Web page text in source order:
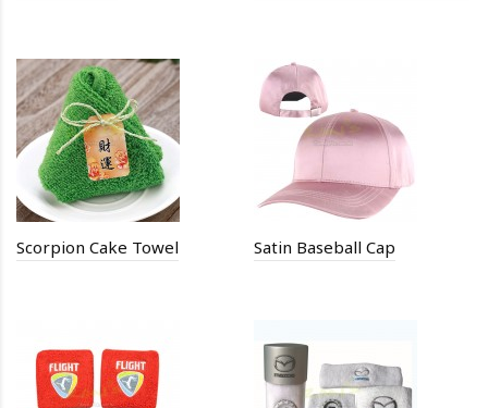
Scorpion Cake Towel Satin Baseball Cap